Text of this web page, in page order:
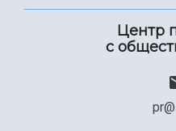
Центр
с